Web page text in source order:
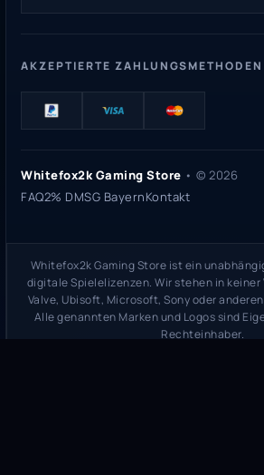
AKZEPTIERTE ZAHLUNGSMETHODEN
Whitefox2k Gaming Store • © 2026
FAQ2% DMSG BayernKontakt
Whitefox2k Gaming Store ist ein
digitale Spielelizenzen. Wir stehen in keiner
Valve, Ubisoft, Microsoft, Sony oder
Alle genannten Marken und Logos sind
Rechteinhaber.